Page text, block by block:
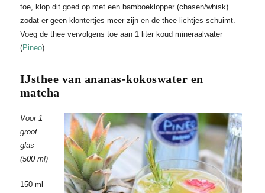
toe, klop dit goed op met een bamboeklopper (chasen/whisk)
zodat er geen klontertjes meer zijn en de thee lichtjes schuimt.
Voeg de thee vervolgens toe aan 1 liter koud mineraalwater
(Pineo).
IJsthee van ananas-kokoswater en
matcha
Voor 1
groot
glas
(500 ml)
150 ml